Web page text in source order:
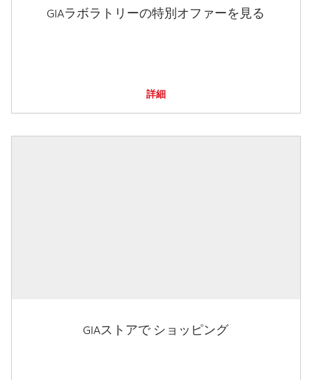
GIAラボラトリーの特別オファーを見る
詳細
GIAストアで ショッピング